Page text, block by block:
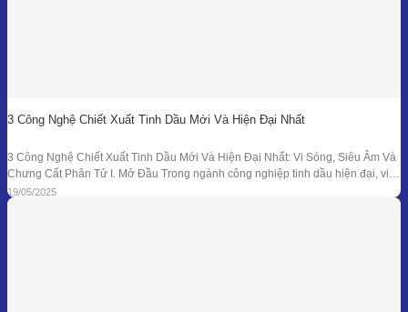
3 Công Nghệ Chiết Xuất Tinh Dầu Mới Và Hiện Đại Nhất
3 Công Nghệ Chiết Xuất Tinh Dầu Mới Và Hiện Đại Nhất: Vi Sóng, Siêu Âm Và
Chưng Cất Phân Tử I. Mở Đầu Trong ngành công nghiệp tinh dầu hiện đại, việc
tối ưu hóa hiệu suất chiết xuất, giữ nguyên hương thơm và hoạt chất trị liệu là
mục tiêu hàng đầu. Bên
19/05/2025